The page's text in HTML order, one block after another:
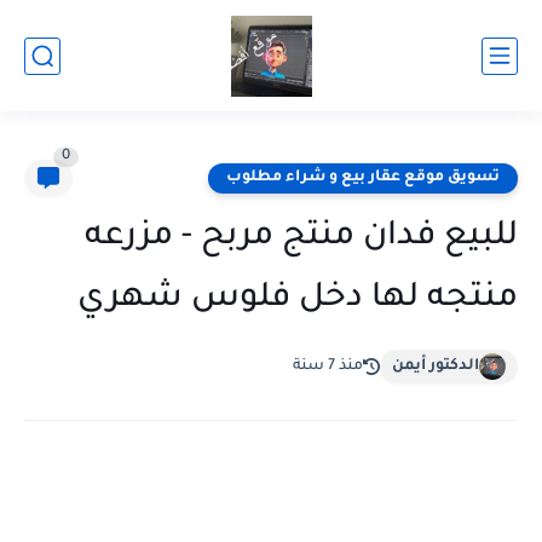
تسويق موقع عقار بيع و شراء مطلوب
0
للبيع فدان منتج مربح - مزرعه
منتجه لها دخل فلوس شهري
الدكتور أيمن منذ 7 سنة